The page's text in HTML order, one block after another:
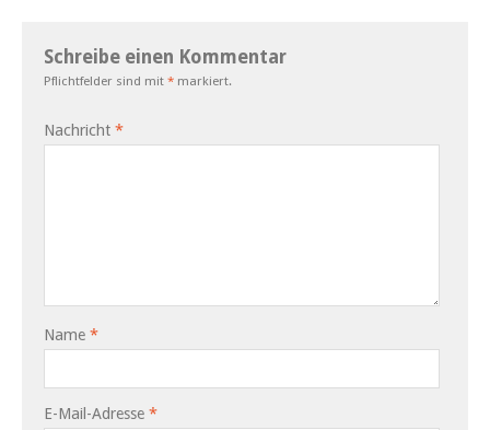
Schreibe einen Kommentar
Pflichtfelder sind mit * markiert.
Nachricht *
Name *
E-Mail-Adresse *